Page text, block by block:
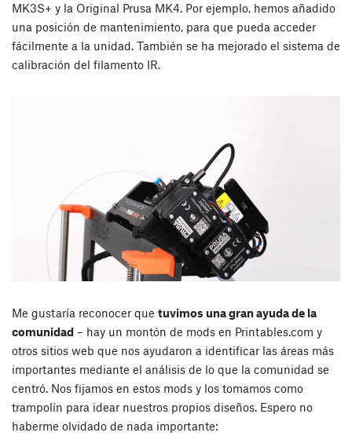
MK3S+ y la Original Prusa MK4. Por ejemplo, hemos añadido
una posición de mantenimiento, para que pueda acceder
fácilmente a la unidad. También se ha mejorado el sistema de
calibración del filamento IR.
Me gustaría reconocer que tuvimos una gran ayuda de la
comunidad – hay un montón de mods en Printables.com y
otros sitios web que nos ayudaron a identificar las áreas más
importantes mediante el análisis de lo que la comunidad se
centró. Nos fijamos en estos mods y los tomamos como
trampolín para idear nuestros propios diseños. Espero no
haberme olvidado de nada importante: